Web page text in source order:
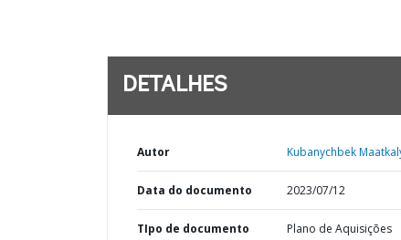
DETALHES
Autor Kubanychbek
Data do documento 2023/07/12
TIpo de documento Plano de Aquisições